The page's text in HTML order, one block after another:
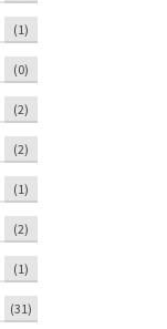
(1)
(0)
(2)
(2)
(1)
(2)
(1)
(31)